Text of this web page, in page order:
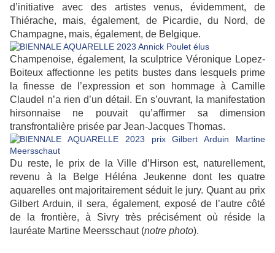
d’initiative avec des artistes venus, évidemment, de
Thiérache, mais, également, de Picardie, du Nord, de
Champagne, mais, également, de Belgique.
Champenoise, également, la sculptrice Véronique Lopez-
Boiteux affectionne les petits bustes dans lesquels prime
la finesse de l’expression et son hommage à Camille
Claudel n’a rien d’un détail. En s’ouvrant, la manifestation
hirsonnaise ne pouvait qu’affirmer sa dimension
transfrontalière prisée par Jean-Jacques Thomas.
Du reste, le prix de la Ville d’Hirson est, naturellement,
revenu à la Belge Héléna Jeukenne dont les quatre
aquarelles ont majoritairement séduit le jury. Quant au prix
Gilbert Arduin, il sera, également, exposé de l’autre côté
de la frontière, à Sivry très précisément où réside la
lauréate Martine Meersschaut (notre photo).